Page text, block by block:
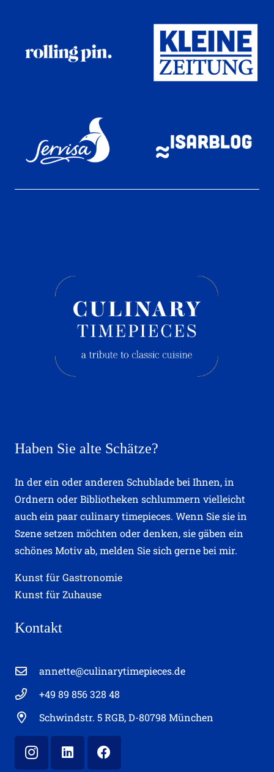
Haben Sie alte Schätze?
In der ein oder anderen Schublade bei Ihnen, in
Ordnern oder Bibliotheken schlummern vielleicht
auch ein paar culinary timepieces. Wenn Sie sie in
Szene setzen möchten oder denken, sie gäben ein
schönes Motiv ab, melden Sie sich gerne bei mir.
Kunst für Gastronomie
Kunst für Zuhause
Kontakt
annette@culinarytimepieces.de
+49 89 856 328 48
Schwindstr. 5 RGB, D-80798 München